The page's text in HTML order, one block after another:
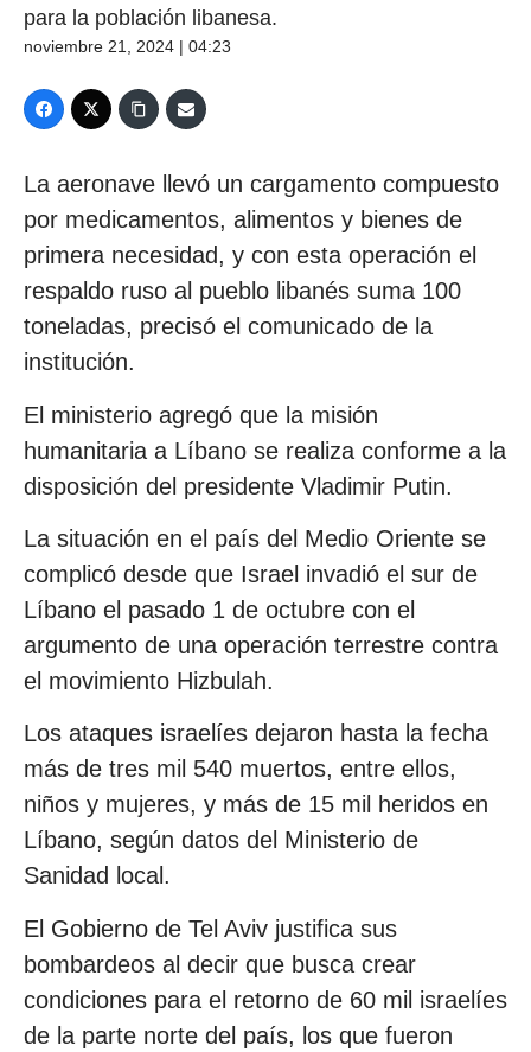
para la población libanesa.
noviembre 21, 2024 | 04:23
La aeronave llevó un cargamento compuesto
por medicamentos, alimentos y bienes de
primera necesidad, y con esta operación el
respaldo ruso al pueblo libanés suma 100
toneladas, precisó el comunicado de la
institución.
El ministerio agregó que la misión
humanitaria a Líbano se realiza conforme a la
disposición del presidente Vladimir Putin.
La situación en el país del Medio Oriente se
complicó desde que Israel invadió el sur de
Líbano el pasado 1 de octubre con el
argumento de una operación terrestre contra
el movimiento Hizbulah.
Los ataques israelíes dejaron hasta la fecha
más de tres mil 540 muertos, entre ellos,
niños y mujeres, y más de 15 mil heridos en
Líbano, según datos del Ministerio de
Sanidad local.
El Gobierno de Tel Aviv justifica sus
bombardeos al decir que busca crear
condiciones para el retorno de 60 mil israelíes
de la parte norte del país, los que fueron